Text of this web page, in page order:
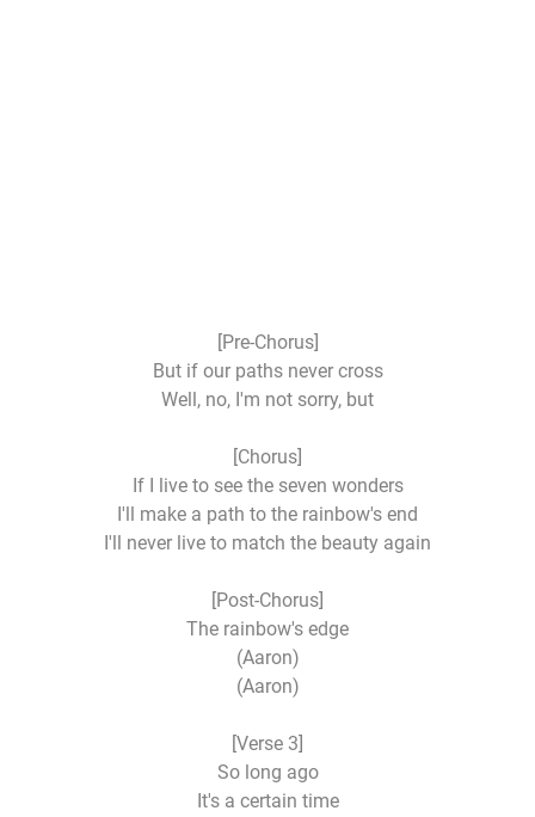
[Pre-Chorus]
But if our paths never cross
Well, no, I'm not sorry, but
[Chorus]
If I live to see the seven wonders
I'll make a path to the rainbow's end
I'll never live to match the beauty again
[Post-Chorus]
The rainbow's edge
(Aaron)
(Aaron)
[Verse 3]
So long ago
It's a certain time